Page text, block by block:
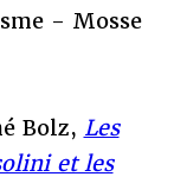
- Mosse
Bolz, Les
et les